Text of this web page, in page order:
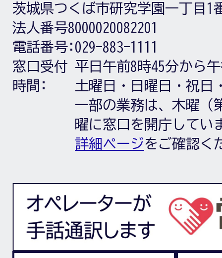
茨城県つくば市研究学園一丁目1
法人番号8000020082201
電話番号: 029-883-1111
窓口受付
時間:
平日午前8時45分から
土曜日・日曜日・祝日
一部の業務は、木曜（
曜に窓口を開庁してい
詳細ページをご確認く